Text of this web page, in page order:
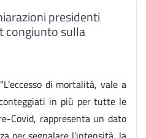
presidenti
congiunto sulla
di mortalità, vale a
in più per tutte le
Covid, rappresenta un dato